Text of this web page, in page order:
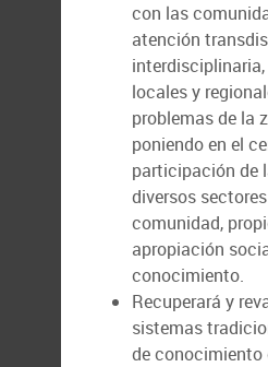
con las
atención
locales y
problemas de la
poniendo en el
participación de
diversos
comunidad,
apropiación
conocimiento.
Recuperará y
sistemas
de conocimiento